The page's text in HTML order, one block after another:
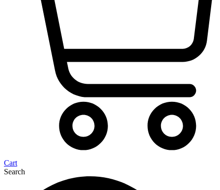
Cart
Search